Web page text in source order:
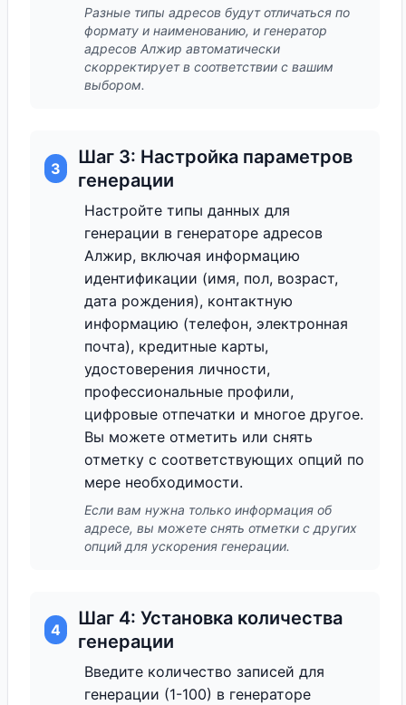
Разные типы адресов будут отличаться по
формату и наименованию, и генератор
адресов Алжир автоматически
скорректирует в соответствии с вашим
выбором.
3
Шаг 3: Настройка параметров
генерации
Настройте типы данных для
генерации в генераторе адресов
Алжир, включая информацию
идентификации (имя, пол, возраст,
дата рождения), контактную
информацию (телефон, электронная
почта), кредитные карты,
удостоверения личности,
профессиональные профили,
цифровые отпечатки и многое другое.
Вы можете отметить или снять
отметку с соответствующих опций по
мере необходимости.
Если вам нужна только информация об
адресе, вы можете снять отметки с других
опций для ускорения генерации.
4
Шаг 4: Установка количества
генерации
Введите количество записей для
генерации (1-100) в генераторе